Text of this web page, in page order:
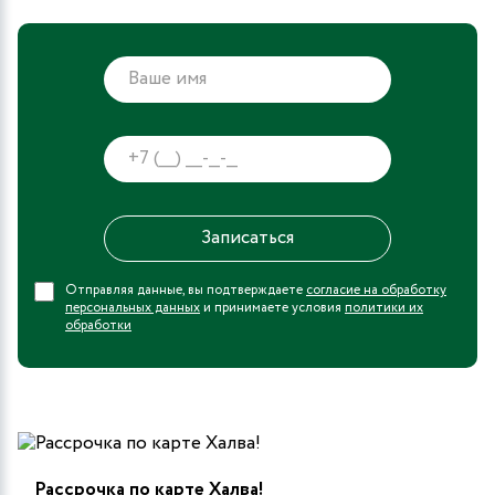
Отправляя данные, вы подтверждаете согласие на обработку
персональных данныхи принимаете условия политики их
обработки